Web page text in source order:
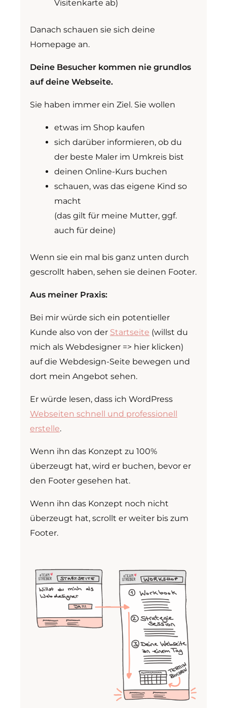
Visitenkarte ab)
Danach schauen sie sich deine
Homepage an.
Deine Besucher kommen nie grundlos
auf deine Webseite.
Sie haben immer ein Ziel. Sie wollen
etwas im Shop kaufen
sich darüber informieren, ob du
der beste Maler im Umkreis bist
deinen Online-Kurs buchen
schauen, was das eigene Kind so
macht
(das gilt für meine Mutter, ggf.
auch für deine)
Wenn sie ein mal bis ganz unten durch
gescrollt haben, sehen sie deinen Footer.
Aus meiner Praxis:
Bei mir würde sich ein potentieller
Kunde also von der Startseite (willst du
mich als Webdesigner => hier klicken)
auf die Webdesign-Seite bewegen und
dort mein Angebot sehen.
Er würde lesen, dass ich WordPress
Webseiten schnell und professionell
erstelle.
Wenn ihn das Konzept zu 100%
überzeugt hat, wird er buchen, bevor er
den Footer gesehen hat.
Wenn ihn das Konzept noch nicht
überzeugt hat, scrollt er weiter bis zum
Footer.